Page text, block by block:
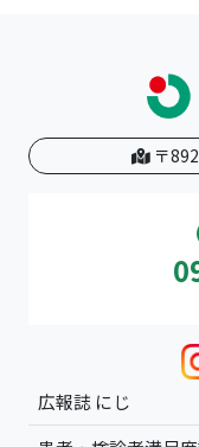
〒
広報誌 にじ